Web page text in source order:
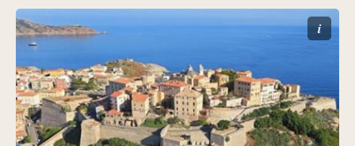
i